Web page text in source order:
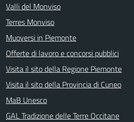
Valli del Monviso
Terres Monviso
Muoversi in Piemonte
Offerte di lavoro e concorsi pubblici
Visita il sito della Regione Piemonte
Visita il sito della Provincia di Cuneo
MaB Unesco
GAL Tradizione delle Terre Occitane